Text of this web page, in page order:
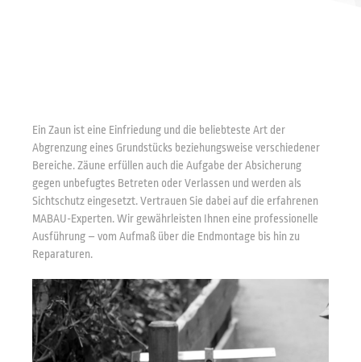
Ein Zaun ist eine Einfriedung und die beliebteste Art der
Abgrenzung eines Grundstücks beziehungsweise verschiedener
Bereiche. Zäune erfüllen auch die Aufgabe der Absicherung
gegen unbefugtes Betreten oder Verlassen und werden als
Sichtschutz eingesetzt. Vertrauen Sie dabei auf die erfahrenen
MABAU-Experten. Wir gewährleisten Ihnen eine professionelle
Ausführung – vom Aufmaß über die Endmontage bis hin zu
Reparaturen.